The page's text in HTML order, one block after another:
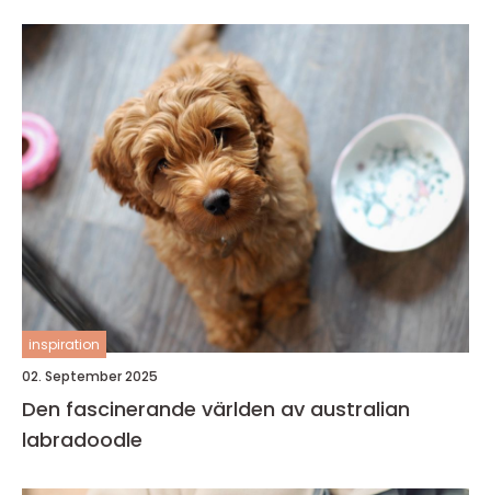
inspiration
02. September 2025
Den fascinerande världen av australian
labradoodle